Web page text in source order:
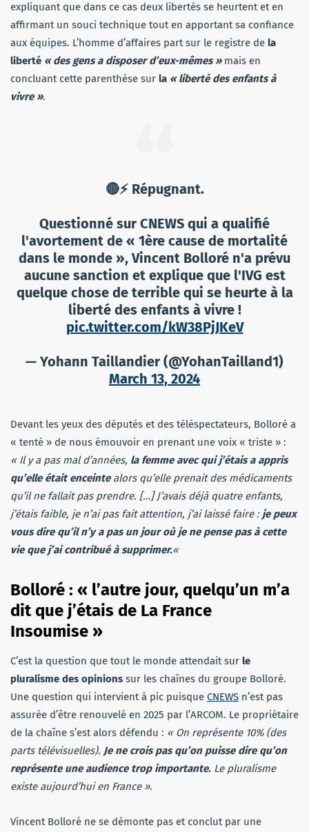
expliquant que dans ce cas deux libertés se heurtent et en
affirmant un souci technique tout en apportant sa confiance
aux équipes. L’homme d’affaires part sur le registre de la
liberté « des gens a disposer d’eux-mêmes »mais en
concluant cette parenthèse sur la « liberté des enfants à
vivre ».
🔴⚡️ Répugnant.
Questionné sur CNEWS qui a qualifié
l'avortement de « 1ère cause de mortalité
dans le monde », Vincent Bolloré n'a prévu
aucune sanction et explique que l'IVG est
quelque chose de terrible qui se heurte à la
liberté des enfants à vivre !
pic.twitter.com/kW38PjJKeV
— Yohann Taillandier (@YohanTailland1)
March 13, 2024
Devant les yeux des députés et des téléspectateurs, Bolloré a
« tenté » de nous émouvoir en prenant une voix « triste » :
« Il y a pas mal d’années, la femme avec qui j’étais a appris
qu’elle était enceinte alors qu’elle prenait des médicaments
qu’il ne fallait pas prendre. […] J’avais déjà quatre enfants,
j’étais faible, je n’ai pas fait attention, j’ai laissé faire :je peux
vous dire qu’il n’y a pas un jour où je ne pense pas à cette
vie que j’ai contribué à supprimer.«
Bolloré : « l’autre jour, quelqu’un m’a
dit que j’étais de La France
Insoumise »
C’est la question que tout le monde attendait sur le
pluralisme des opinions sur les chaînes du groupe Bolloré.
Une question qui intervient à pic puisque CNEWS n’est pas
assurée d’être renouvelé en 2025 par l’ARCOM. Le propriétaire
de la chaîne s’est alors défendu : « On représente 10% (des
parts télévisuelles). Je ne crois pas qu’on puisse dire qu’on
représente une audience trop importante. Le pluralisme
existe aujourd’hui en France ».
Vincent Bolloré ne se démonte pas et conclut par une